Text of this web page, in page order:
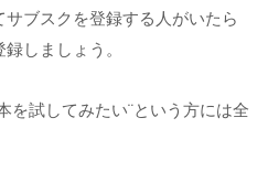
ブスクを登録する人がいたら
しましょう。
を試してみたい¨という方には全